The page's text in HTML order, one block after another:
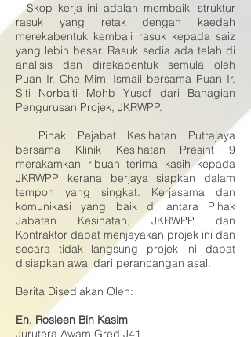
Skop kerja ini adalah membaiki struktur
rasuk yang retak dengan kaedah
merekabentuk kembali rasuk kepada saiz
yang lebih besar. Rasuk sedia ada telah di
analisis dan direkabentuk semula oleh
Puan Ir. Che Mimi Ismail bersama Puan Ir.
Siti Norbaiti Mohb Yusof dari Bahagian
Pengurusan Projek, JKRWPP.
Pihak Pejabat Kesihatan Putrajaya
bersama Klinik Kesihatan Presint 9
merakamkan ribuan terima kasih kepada
JKRWPP kerana berjaya siapkan dalam
tempoh yang singkat. Kerjasama dan
komunikasi yang baik di antara Pihak
Jabatan Kesihatan, JKRWPP dan
Kontraktor dapat menjayakan projek ini dan
secara tidak langsung projek ini dapat
disiapkan awal dari perancangan asal.
Berita Disediakan Oleh:
En. Rosleen Bin Kasim
Jurutera Awam Gred J41